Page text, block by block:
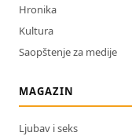
Hronika
Kultura
Saopštenje za medije
MAGAZIN
Ljubav i seks